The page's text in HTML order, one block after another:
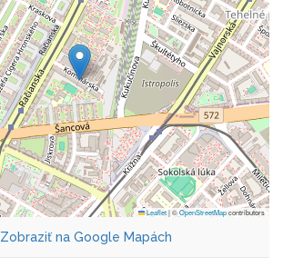
Leaflet|©OpenStreetMapcontributors
Zobraziť na Google Mapách